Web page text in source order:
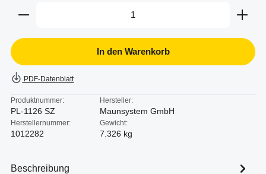
Produkt Anzahl: Gib den gewünschten Wert ein
In den Warenkorb
PDF-Datenblatt
Produktnummer:
PL-1126 SZ
Hersteller:
Maunsystem GmbH
Herstellernummer:
1012282
Gewicht:
7.326 kg
Beschreibung